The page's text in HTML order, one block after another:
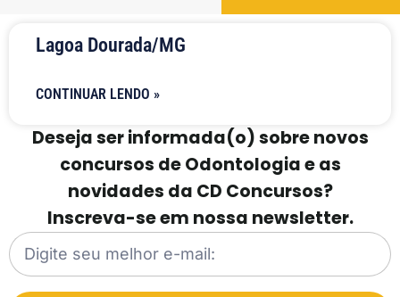
Lagoa Dourada/MG
CONTINUAR LENDO »
Deseja ser informada(o) sobre novos
concursos de Odontologia e as
novidades da CD Concursos?
Inscreva-se em nossa newsletter.